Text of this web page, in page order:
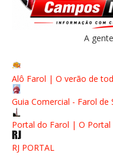
A
Alô Farol | O verão de
Guia Comercial - Farol de
Portal do Farol | O
RJ PORTAL